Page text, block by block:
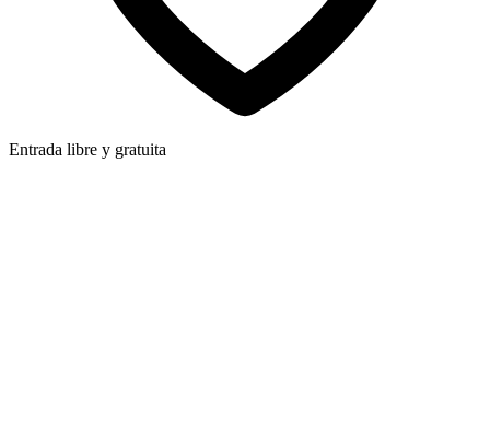
Entrada libre y gratuita